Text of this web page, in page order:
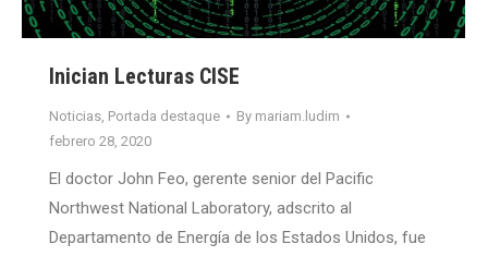
Inician Lecturas CISE
Noticias, Portada destaque By mariam.ludim
febrero 28, 2020
El doctor John Feo, gerente senior del Pacific
Northwest National Laboratory, adscrito al
Departamento de Energía de los Estados Unidos, fue